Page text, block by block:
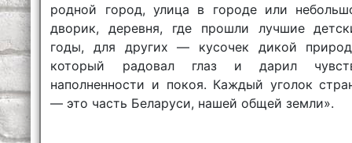
родной город, улица в городе или
дворик, деревня, где прошли лучшие
годы, для других — кусочек дикой
который радовал глаз и дарил
наполненности и покоя. Каждый уголок
— это часть Беларуси, нашей общей земли».